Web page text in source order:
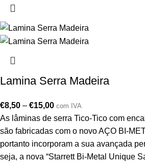
Lamina Serra Madeira
€8,50 – €15,00 com IVA
As lâminas de serra Tico-Tico com
são fabricadas com o novo AÇO BI-
portanto incorporam a sua avançada
seja, a nova “Starrett Bi-Metal Unique